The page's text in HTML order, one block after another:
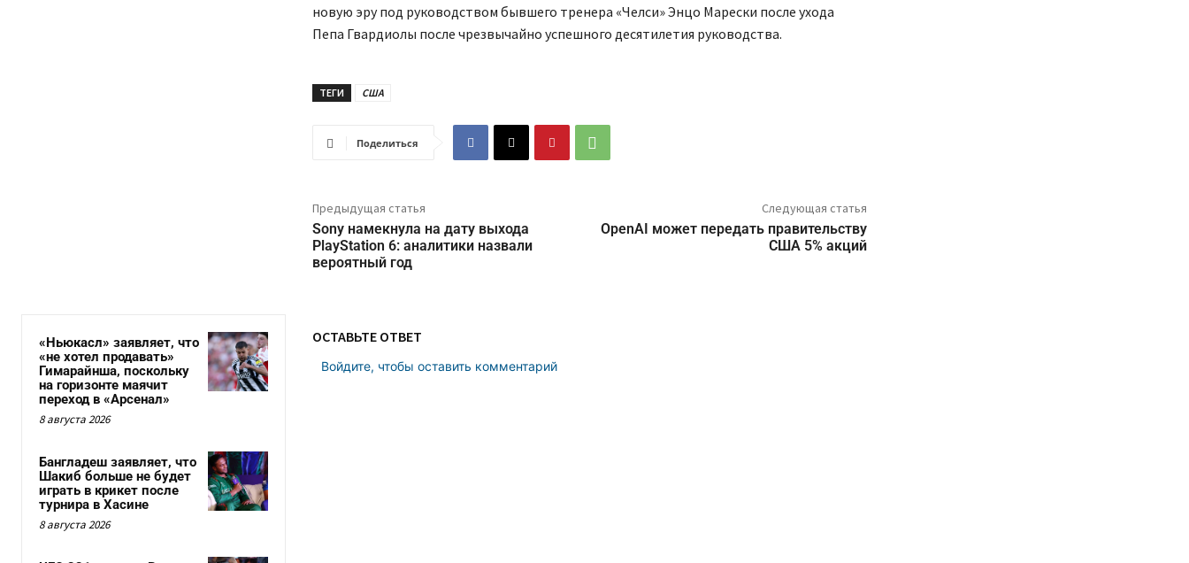
новую эру под руководством бывшего тренера «Челси» Энцо Марески после ухода
Пепа Гвардиолы после чрезвычайно успешного десятилетия руководства.
ТЕГИ США
Поделиться
Предыдущая статья
Sony намекнула на дату выхода
PlayStation 6: аналитики назвали
вероятный год
Следующая статья
OpenAI может передать правительству
США 5% акций
«Ньюкасл» заявляет, что
«не хотел продавать»
Гимарайнша, поскольку
на горизонте маячит
переход в «Арсенал»
8 августа 2026
Бангладеш заявляет, что
Шакиб больше не будет
играть в крикет после
турнира в Хасине
8 августа 2026
ОСТАВЬТЕ ОТВЕТ
Войдите, чтобы оставить комментарий